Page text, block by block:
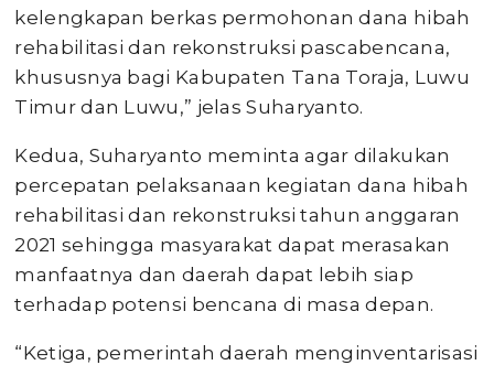
kelengkapan berkas permohonan dana hibah
rehabilitasi dan rekonstruksi pascabencana,
khususnya bagi Kabupaten Tana Toraja, Luwu
Timur dan Luwu,” jelas Suharyanto.
Kedua, Suharyanto meminta agar dilakukan
percepatan pelaksanaan kegiatan dana hibah
rehabilitasi dan rekonstruksi tahun anggaran
2021 sehingga masyarakat dapat merasakan
manfaatnya dan daerah dapat lebih siap
terhadap potensi bencana di masa depan.
“Ketiga, pemerintah daerah menginventarisasi